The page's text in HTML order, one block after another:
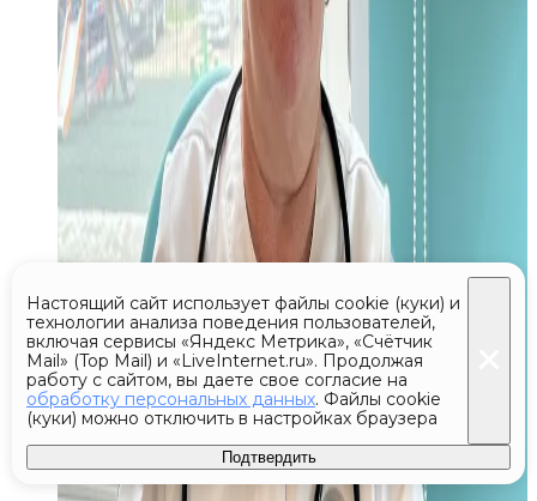
Настоящий сайт использует файлы cookie (куки) и
технологии анализа поведения пользователей,
включая сервисы «Яндекс Метрика», «Счётчик
Mail» (Top Mail) и «LiveInternet.ru». Продолжая
работу с сайтом, вы даете свое согласие на
обработку персональных данных. Файлы cookie
(куки) можно отключить в настройках браузера
Подтвердить